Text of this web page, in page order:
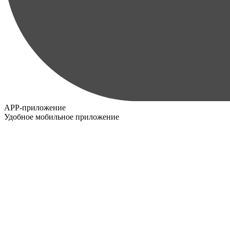
APP-приложение
Удобное мобильное приложение